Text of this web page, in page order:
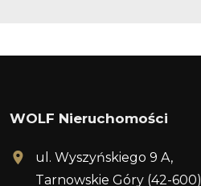
WOLF Nieruchomości
ul. Wyszyńskiego 9 A,
Tarnowskie Góry (42-600)